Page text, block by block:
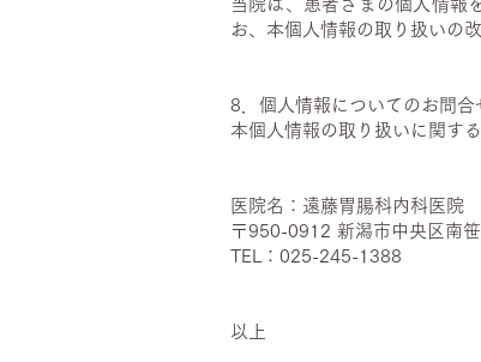
当院は、患者さまの個人情報
お、本個人情報の取り扱いの
8．個人情報についてのお問合
本個人情報の取り扱いに関す
医院名：遠藤胃腸科内科医院
〒950-0912 新潟市中央区南
TEL：025-245-1388
以上